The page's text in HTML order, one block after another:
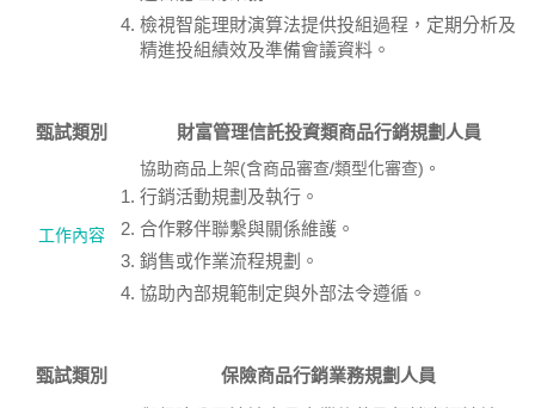
檢視智能理財演算法提供投組過程，定期分析及
精進投組績效及準備會議資料。
甄試類別 財富管理信託投資類商品行銷規劃人員
工作內容
協助商品上架(含商品審查/類型化審查)。
行銷活動規劃及執行。
合作夥伴聯繫與關係維護。
銷售或作業流程規劃。
協助內部規範制定與外部法令遵循。
甄試類別 保險商品行銷業務規劃人員